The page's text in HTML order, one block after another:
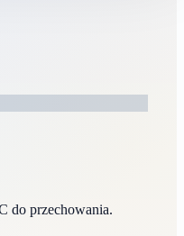
do przechowania.